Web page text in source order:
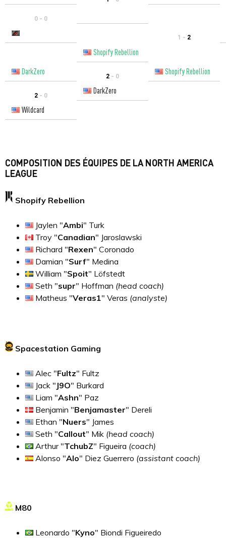
0 - 0
1 - 2
Shopify Rebellion
DarkZero
2 - 0 Shopify Rebellion
2 - 0
DarkZero
Wildcard
COMPOSITION DES ÉQUIPES DE LA NORTH AMERICA
LEAGUE
Shopify Rebellion
Jaylen "Ambi" Turk
Troy "Canadian" Jaroslawski
Richard "Rexen" Coronado
Damian "Surf" Medina
William "Spoit" Löfstedt
Seth "supr" Hoffman (head coach)
Matheus "Veras1" Veras (analyste)
Spacestation Gaming
Alec "Fultz" Fultz
Jack " J9O" Burkard
Liam "Ashn" Paz
Benjamin "Benjamaster" Dereli
Ethan "Nuers" James
Seth "Callout" Mik (head coach)
Arthur "TchubZ" Figueira (coach)
Alonso "Alo" Diez Guerrero (assistant coach)
M80
Leonardo "Kyno" Biondi Figueiredo